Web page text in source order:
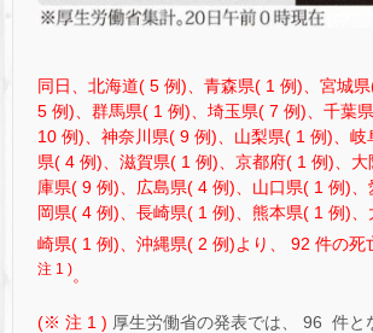
同日、北海道( 5 例)、青森県( 1 例)、宮城
5 例)、群馬県( 1 例)、埼玉県( 7 例)、千葉
10 例)、神奈川県( 9 例)、山梨県( 1 例)、岐
県( 4 例)、滋賀県( 1 例)、京都府( 1 例)、
庫県( 9 例)、広島県( 4 例)、山口県( 1 例)
岡県( 4 例)、長崎県( 1 例)、熊本県( 1 例)
崎県( 1 例)、沖縄県( 2 例)より、 92 件の死
注 1 )。
(※ 注 1 ) 厚生労働省の発表では、 96 件と